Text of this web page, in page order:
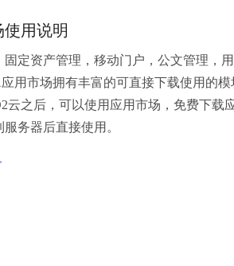
用说明
固定资产管理，移动门户，公文管理，
用市场拥有丰富的可直接下载使用的
云之后，可以使用应用市场，免费下载
务器后直接使用。